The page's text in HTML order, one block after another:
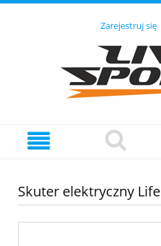
Zarejestruj się
Skuter elektryczny Life